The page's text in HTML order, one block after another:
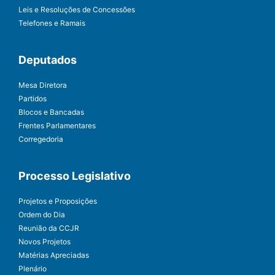
Leis e Resoluções de Concessões
Telefones e Ramais
Deputados
Mesa Diretora
Partidos
Blocos e Bancadas
Frentes Parlamentares
Corregedoria
Processo Legislativo
Projetos e Proposições
Ordem do Dia
Reunião da CCJR
Novos Projetos
Matérias Apreciadas
Plenário